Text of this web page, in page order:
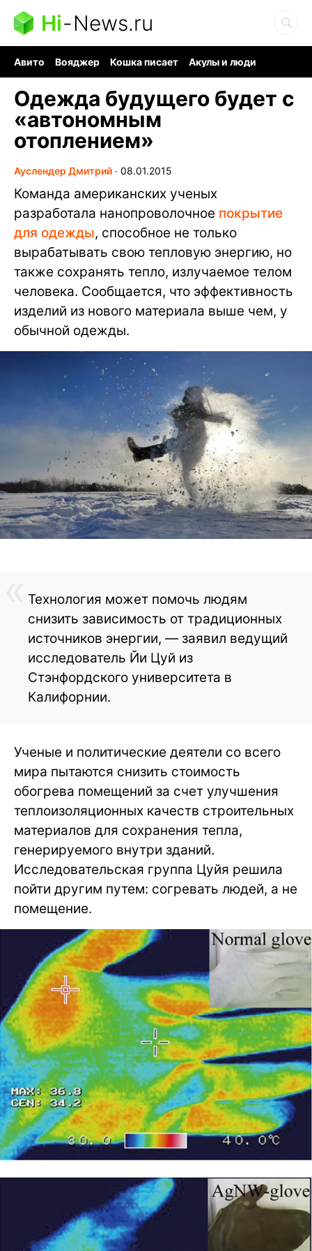
Hi-News.ru
Авито Вояджер Кошка писает
Акулы и люди
Одежда будущего будет с
«автономным
отоплением»
Ауслендер Дмитрий ∙ 08.01.2015
Команда американских ученых
разработала нанопроволочное покрытие
для одежды, способное не только
вырабатывать свою тепловую энергию, но
также сохранять тепло, излучаемое телом
человека. Сообщается, что эффективность
изделий из нового материала выше чем, у
обычной одежды.
Технология может помочь людям
снизить зависимость от традиционных
источников энергии, — заявил ведущий
исследователь Йи Цуй из
Стэнфордского университета в
Калифорнии.
Ученые и политические деятели со всего
мира пытаются снизить стоимость
обогрева помещений за счет улучшения
теплоизоляционных качеств строительных
материалов для сохранения тепла,
генерируемого внутри зданий.
Исследовательская группа Цуйя решила
пойти другим путем: согревать людей, а не
помещение.